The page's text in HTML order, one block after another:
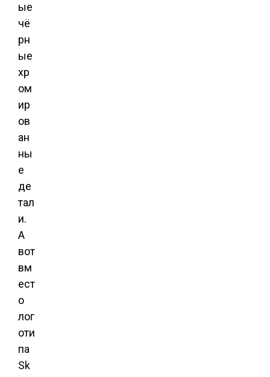
ые
чё
рн
ые
хр
ом
ир
ов
ан
ны
е
де
тал
и.
А
вот
вм
ест
о
лог
оти
па
Sk